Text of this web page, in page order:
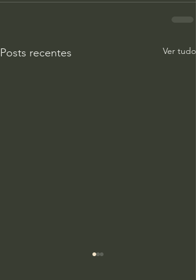
Posts recentes Ver tudo